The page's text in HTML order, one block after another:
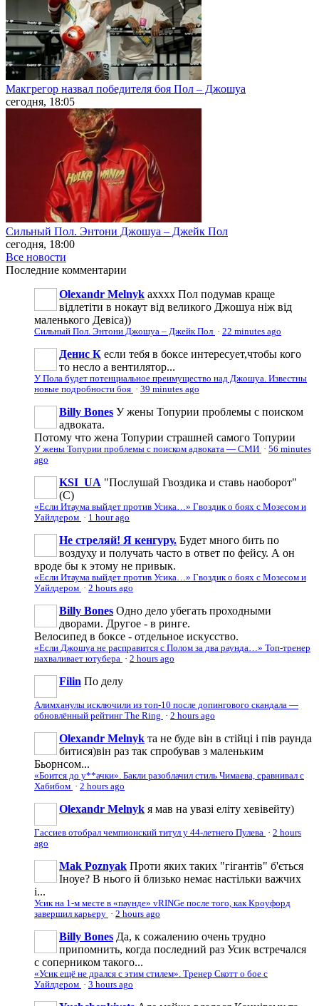
Макгрегор назвал победителя боя Пол – Джошуа
сегодня, 18:05
Сильный Пол. Энтони Джошуа – Джейк Пол
сегодня, 18:00
Все новости
Последние комментарии
Olexandr Melnyk ахххх Пол подумав краще
відлетіти в нокаут від великого Джошуа ніж від
маленького Девіса))
Сильный Пол. Энтони Джошуа – Джейк Пол · 22 minutes ago
Денис К если тебя в боксе интересует,чтобы кого
то несло а вентилятор...
У Пола будет потенциальное преимущество над Джошуа. Известны
новые подробности боя · 39 minutes ago
Billy Bones У жены Топурии проблемы с поиском
адвоката.
Потому что жена Топурии страшней самого Топурии
У жены Топурии проблемы с поиском адвоката — СМИ · 56 minutes
ago
KSI_UA "Послушай Гвоздика и ставь наоборот"
(С)
«Если Итаума выйдет против Усика…» Гвоздик о боях с Мозесом и
Уайлдером · 1 hour ago
Не стреляй! Я кенгуру. Будет много бить по
воздуху и получать часто в ответ по фейсу. А он
вроде бы к этому не привык.
«Если Итаума выйдет против Усика…» Гвоздик о боях с Мозесом и
Уайлдером · 2 hours ago
Billy Bones Одно дело убегать проходными
дворами. Другое - в ринге.
Велосипед в боксе - отдельное искусство.
«Если Джошуа не расправится с Полом за два раунда…» Топ-тренер
нахваливает ютубера · 2 hours ago
Filin По делу
Алимханулы исключили из топ-10 после допингового скандала —
обновлённый рейтинг The Ring · 2 hours ago
Olexandr Melnyk та не буде він в стійці і пів раунда
битися)він раз так спробував з маленьким
Бьорнсом...
«Боится до у**ачки». Бакли разоблачил стиль Чимаева, сравнивал с
Хабибом · 2 hours ago
Olexandr Melnyk я мав на увазі еліту хевівейту)
Гассиев отобрал чемпионский титул у 44-летнего Пулева · 2 hours
ago
Mak Poznyak Проти яких таких "гігантів" б'ється
Іноуе? В нього й близько немає настільки важчих
і...
Усик на 1-м месте в «паунде» vRINGe после того, как Кроуфорд
завершил карьеру · 2 hours ago
Billy Bones Да, к сожалению очень трудно
припомнить, когда последний раз Усик встречался
с соперником такого...
«Усик ещё не дрался с этим стилем». Тренер Скотт о бое с
Уайлдером · 3 hours ago